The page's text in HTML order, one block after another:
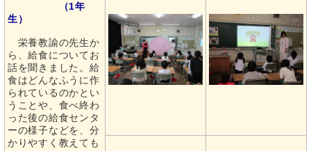
（1年
生）
栄養教諭の先生か
ら、給食についてお
話を聞きました。給
食はどんなふうに作
られているのかとい
うことや、食べ終わ
った後の給食センタ
ーの様子などを、分
かりやすく教えても